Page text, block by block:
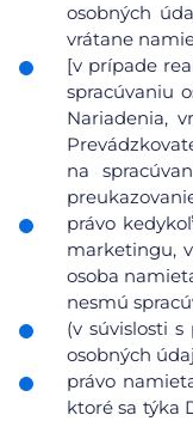
osobných
vrátane
[v prípade
spracúvaniu
Nariadenia,
na
právo
marketingu,
osoba
nesmú
(v súvislosti
osobných
právo
ktoré sa týka